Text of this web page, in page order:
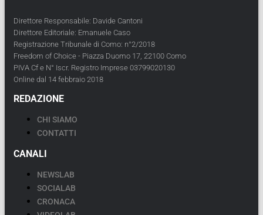
Direttore Responsabile: Davide Cantoni
Direttore Editoriale: Emanuele Caso
Registrazione Tribunale di Como: n°2/2018
Freedom of Choice - Piazza Duomo 17, 22100 Como
PIVA Cf e N° Iscr. Registro Imprese 03799020130
Online dal 14 febbraio 2018
REDAZIONE
CHI SIAMO
CONTATTI
CANALI
NEWSLAB
SOCIALAB
CRONACA